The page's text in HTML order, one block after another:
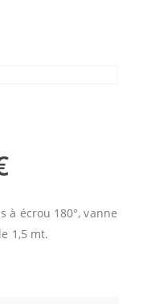
à écrou 180°, vanne
1,5 mt.